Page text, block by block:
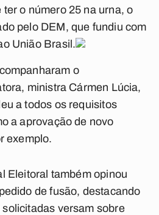
o número 25 na urna, o
pelo DEM, que fundiu com
União Brasil.
o
ministra Cármen Lúcia,
a todos os requisitos
a aprovação de novo
exemplo.
Eleitoral também opinou
de fusão, destacando
versam sobre